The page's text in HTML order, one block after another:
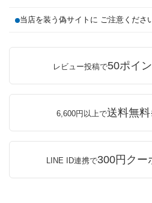
当店を装う偽サイトに ご注意くださ
レビュー投稿で50ポイ
6,600円以上で送料無料
LINE ID連携で300円クー